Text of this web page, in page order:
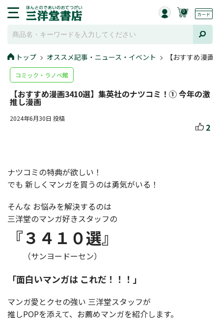
0
トップ オススメ記事・ニュース・イベント 【おすすめ漫
コミック・ラノベ館
【おすすめ漫画3410選】集英社のナツコミ！① 今年の激
推し漫画
2024年6月30日 投稿
2
ナツコミの特典が欲しい！
でも 新しくマンガを買うのは勇気がいる！
そんな お悩みを解決するのは
三洋堂のマンガ好きスタッフの
『３４１０選』
（サンヨードーセン）
「面白いマンガは これだ！！！」
マンガ愛とクセの強い 三洋堂スタッフが
推しPOPを添えて、お薦めマンガを紹介します。